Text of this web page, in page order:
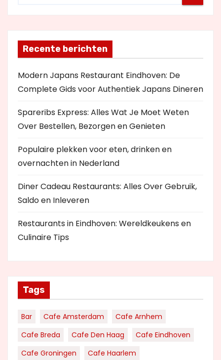
Recente berichten
Modern Japans Restaurant Eindhoven: De
Complete Gids voor Authentiek Japans Dineren
Spareribs Express: Alles Wat Je Moet Weten
Over Bestellen, Bezorgen en Genieten
Populaire plekken voor eten, drinken en
overnachten in Nederland
Diner Cadeau Restaurants: Alles Over Gebruik,
Saldo en Inleveren
Restaurants in Eindhoven: Wereldkeukens en
Culinaire Tips
Tags
Bar Cafe Amsterdam
Cafe Arnhem
Cafe Breda
Cafe Den Haag
Cafe Eindhoven
Cafe Groningen
Cafe Haarlem